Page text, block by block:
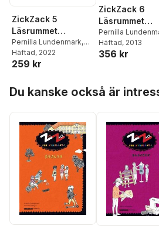
ZickZack 5
Läsrummet
Övningsbok,
version 2
Pernilla Lundenmark,
Anna Modigh
Lönnqvist
Häftad, 2022
259 kr
ZickZack 6
Läsrummet
Textsamling
Pernilla
Anna Modigh
Häftad, 2013
356 kr
Du kanske också är